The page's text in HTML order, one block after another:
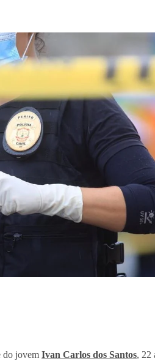
do jovem Ivan Carlos dos Santos, 22